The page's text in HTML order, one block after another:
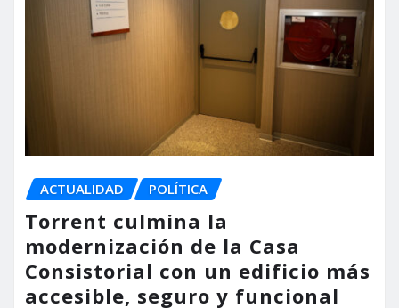
ACTUALIDAD POLÍTICA
Torrent culmina la
modernización de la Casa
Consistorial con un edificio más
accesible, seguro y funcional